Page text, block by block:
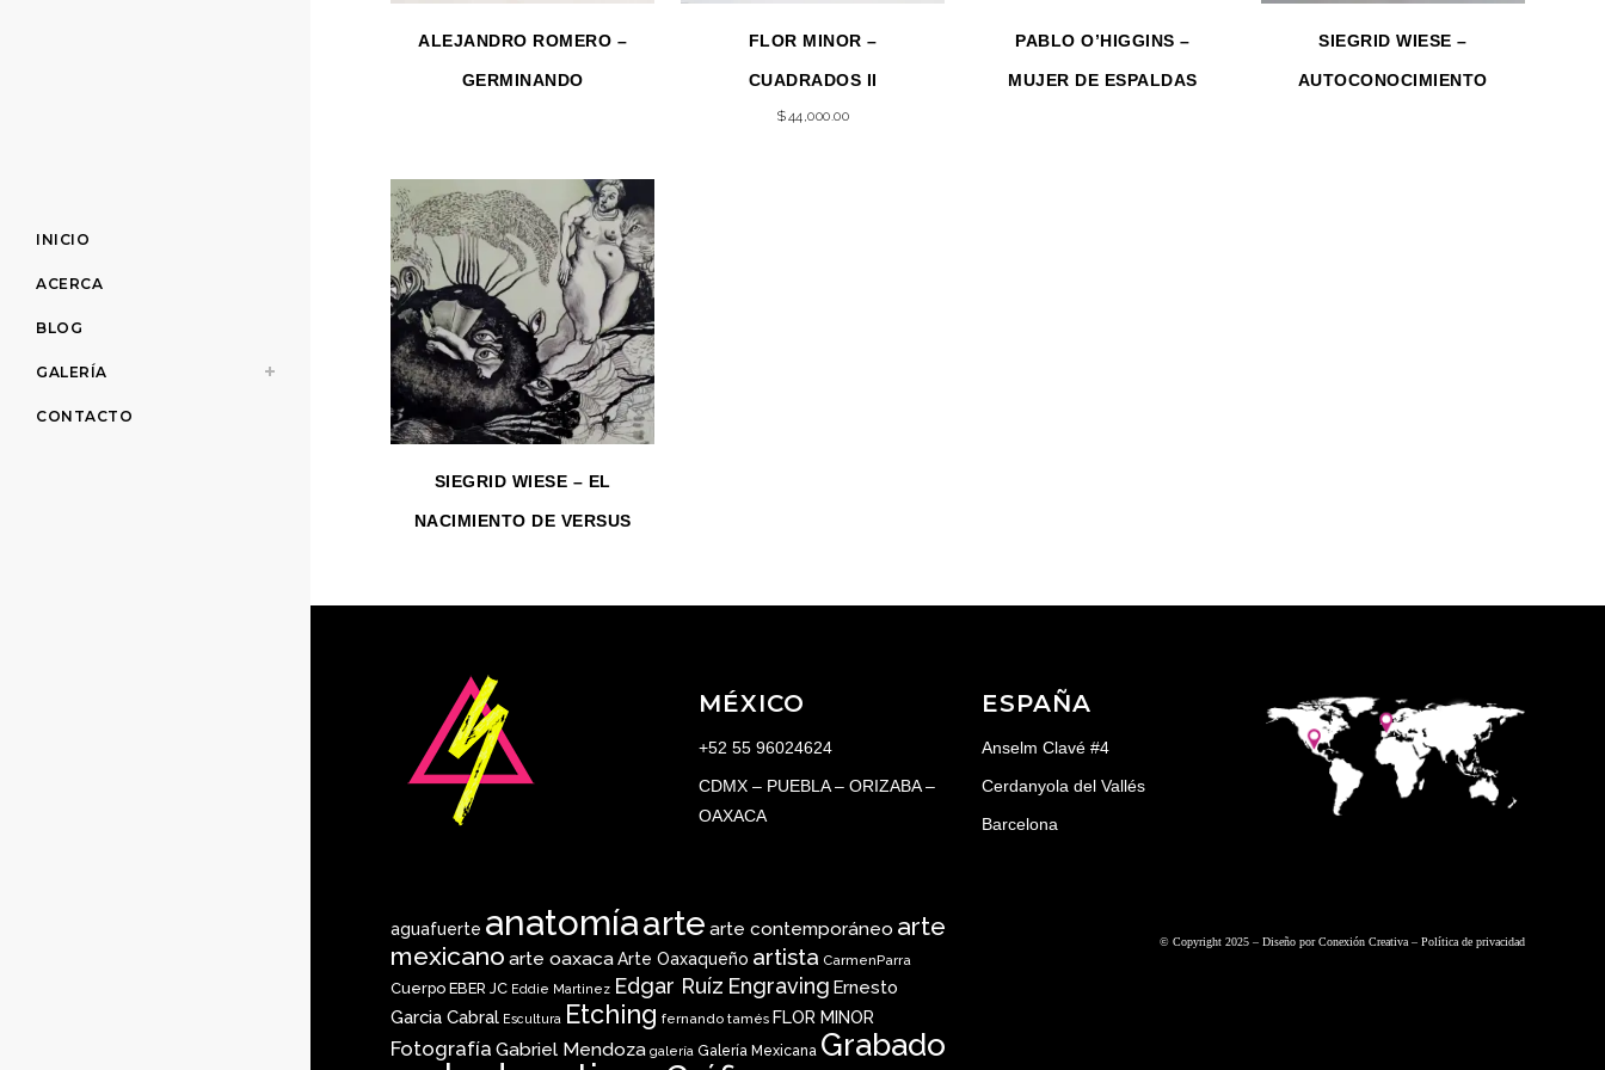
INICIO
ACERCA
BLOG
GALERÍA
CONTACTO
ALEJANDRO ROMERO –
GERMINANDO
FLOR MINOR –
CUADRADOS II
$44,000.00
PABLO O’HIGGINS –
MUJER DE ESPALDAS
SIEGRID WIESE –
AUTOCONOCIMIENTO
SIEGRID WIESE – EL
NACIMIENTO DE VERSUS
MÉXICO
+52 55 96024624
CDMX – PUEBLA – ORIZABA –
OAXACA
ESPAÑA
Anselm Clavé #4
Cerdanyola del Vallés
Barcelona
aguafuerte anatomíaarte arte contemporáneo arte
mexicano arte oaxacaArte Oaxaqueño artista CarmenParra
Cuerpo EBER JC Eddie Martinez Edgar Ruíz Engraving Ernesto
Garcia Cabral Escultura Etching fernando tamés FLOR MINOR
Fotografía Gabriel Mendoza galería Galería Mexicana Grabado
© Copyright 2025 – Diseño porConexión Creativa – Política de privacidad